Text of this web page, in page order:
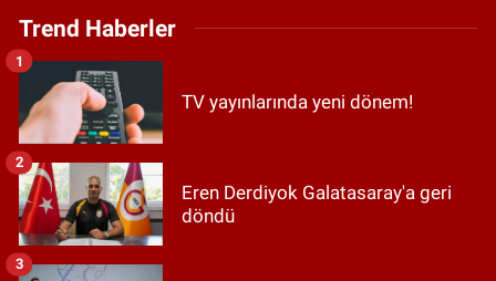
Trend Haberler
TV yayınlarında yeni dönem!
1
Eren Derdiyok Galatasaray'a geri
döndü
2
3